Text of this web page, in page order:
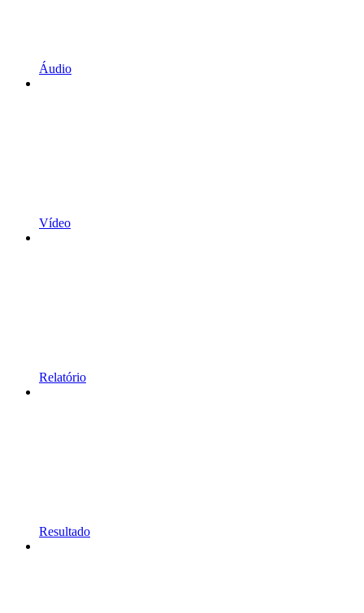
Áudio
Vídeo
Relatório
Resultado